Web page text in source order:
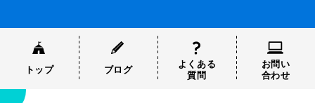
トップ ブログ
よくある
質問
お問い
合わせ